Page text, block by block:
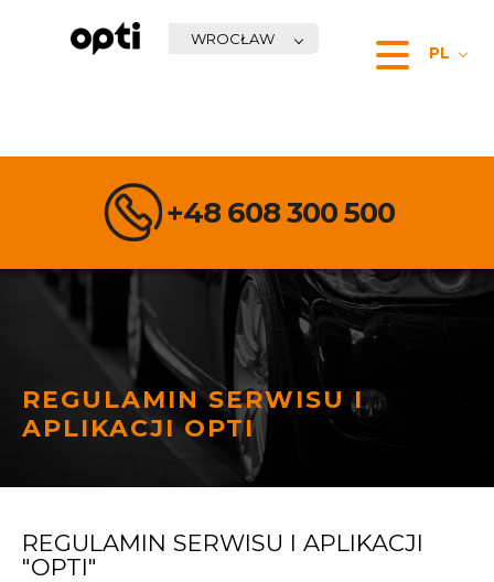
PL
WROCŁAW
+48 608 300 500
REGULAMIN SERWISU I
APLIKACJI OPTI
REGULAMIN SERWISU I APLIKACJI
"OPTI"